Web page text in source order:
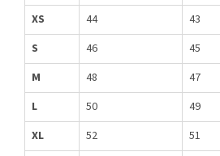
XS
44 43
S
46 45
M
48 47
L
50 49
XL
52 51